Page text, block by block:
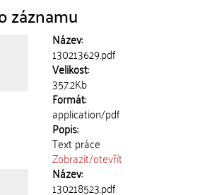
záznamu
Název:
130213629.pdf
Velikost:
357.2Kb
Formát:
application/pdf
Popis:
Text práce
Zobrazit/otevřít
Název:
130218523.pdf